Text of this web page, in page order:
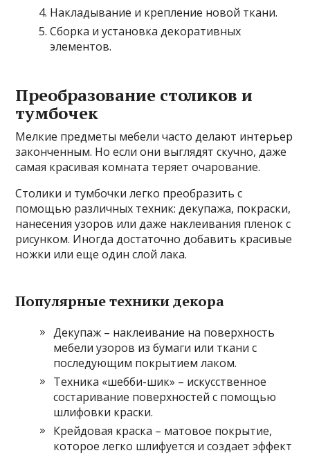
Накладывание и крепление новой ткани.
Сборка и установка декоративных
элементов.
Преобразование столиков и
тумбочек
Мелкие предметы мебели часто делают интерьер
законченным. Но если они выглядят скучно, даже
самая красивая комната теряет очарование.
Столики и тумбочки легко преобразить с
помощью различных техник: декупажа, покраски,
нанесения узоров или даже наклеивания пленок с
рисунком. Иногда достаточно добавить красивые
ножки или еще один слой лака.
Популярные техники декора
Декупаж – наклеивание на поверхность
мебели узоров из бумаги или ткани с
последующим покрытием лаком.
Техника «шебби-шик» – искусственное
состаривание поверхностей с помощью
шлифовки краски.
Крейдовая краска – матовое покрытие,
которое легко шлифуется и создает эффект